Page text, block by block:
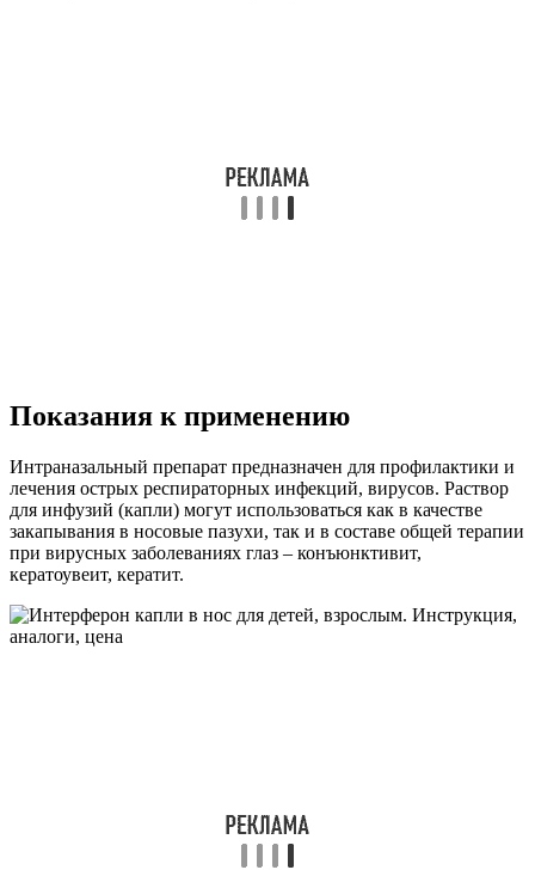
Показания к применению
Интраназальный препарат предназначен для профилактики и
лечения острых респираторных инфекций, вирусов. Раствор
для инфузий (капли) могут использоваться как в качестве
закапывания в носовые пазухи, так и в составе общей терапии
при вирусных заболеваниях глаз – конъюнктивит,
кератоувеит, кератит.